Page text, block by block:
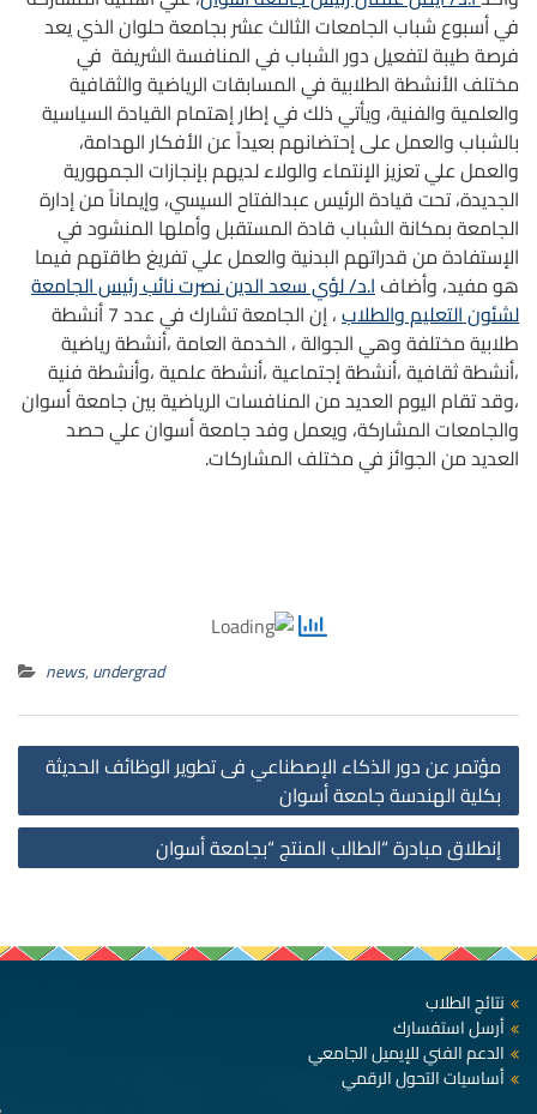
في أسبوع شباب الجامعات الثالث عشر بجامعة حلوان الذي يعد
فرصة طيبة لتفعيل دور الشباب في المنافسة الشريفة في
مختلف الأنشطة الطلابية في المسابقات الرياضية والثقافية
والعلمية والفنية، ويأتي ذلك في إطار إهتمام القيادة السياسية
بالشباب والعمل على إحتضانهم بعيداً عن الأفكار الهدامة،
والعمل علي تعزيز الإنتماء والولاء لديهم بإنجازات الجمهورية
الجديدة، تحت قيادة الرئيس عبدالفتاح السيسي، وإيماناً من إدارة
الجامعة بمكانة الشباب قادة المستقبل وأملها المنشود في
الإستفادة من قدراتهم البدنية والعمل علي تفريغ طاقتهم فيما
هو مفيد، وأضافا.د/ لؤي سعد الدين نصرت نائب رئيس الجامعة
لشئون التعليم والطلاب
، إن الجامعة تشارك في عدد 7 أنشطة
طلابية مختلفة وهي الجوالة ، الخدمة العامة ،أنشطة رياضية
،أنشطة ثقافية ،أنشطة إجتماعية ،أنشطة علمية ،وأنشطة فنية
،وقد تقام اليوم العديد من المنافسات الرياضية بين جامعة أسوان
والجامعات المشاركة، ويعمل وفد جامعة أسوان علي حصد
العديد من الجوائز في مختلف المشاركات.
news,undergrad
مؤتمر عن دور الذكاء الإصطناعي فى تطوير الوظائف الحديثة
بكلية الهندسة جامعة أسوان
إنطلاق مبادرة “الطالب المنتج “بجامعة أسوان
نتائج الطلاب
أرسل استفسارك
الدعم الفني للإيميل الجامعي
أساسيات التحول الرقمي